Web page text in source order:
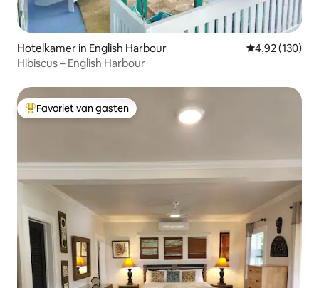
Hotelkamer in English Harbour Gemiddelde
4,92 (130)
Hibiscus – English Harbour
Topfavoriet van gasten
Favoriet van gasten